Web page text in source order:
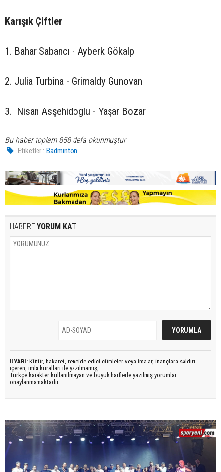
Karışık Çiftler
1. Bahar Sabancı - Ayberk Gökalp
2. Julia Turbina - Grimaldy Gunovan
3. Nisan Asşehidoglu - Yaşar Bozar
Bu haber toplam 858 defa okunmuştur
Etiketler : Badminton
HABERE YORUM KAT
UYARI: Küfür, hakaret, rencide edici cümleler veya imalar, inançlara saldırı
içeren, imla kuralları ile yazılmamış,
Türkçe karakter kullanılmayan ve büyük harflerle yazılmış yorumlar
onaylanmamaktadır.